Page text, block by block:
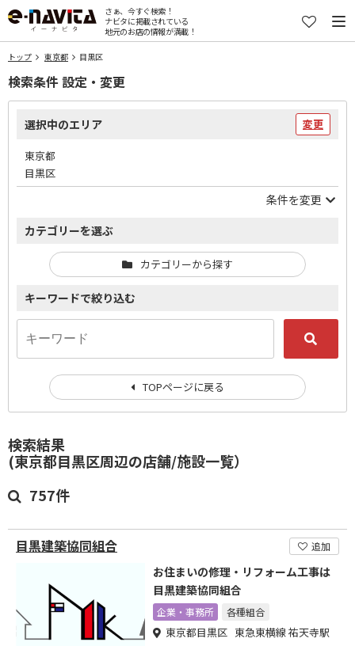
さぁ、今すぐ検索！
ナビタに掲載されている
地元のお店の情報が満載！
トップ 東京都 目黒区
検索結果
(東京都目黒区周辺の店舗/施設一覧）
757件
目黒建築協同組合 追加
お住まいの修理・リフォーム工事は
目黒建築協同組合
企業・事務所 各種組合
東京都目黒区 東急東横線 祐天寺駅
検索条件 設定・変更
選択中のエリア 変更
東京都
目黒区
条件を変更
カテゴリーを選ぶ
カテゴリーから探す
キーワードで絞り込む
TOPページに戻る